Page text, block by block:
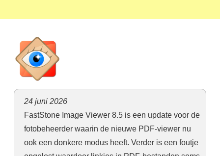
24 juni 2026
FastStone Image Viewer 8.5 is een update voor de
fotobeheerder waarin de nieuwe PDF-viewer nu
ook een donkere modus heeft. Verder is een foutje